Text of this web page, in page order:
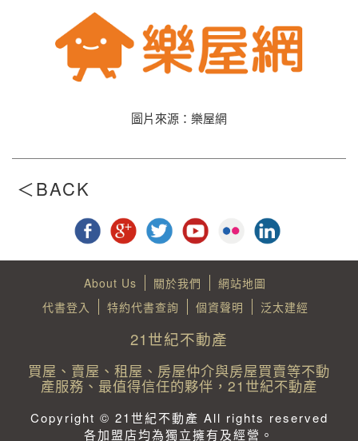
圖片來源：樂屋網
About Us 關於我們
網站地圖
代書登入
特約代書查詢 個資聲明 泛太建經
21世紀不動產
買屋、賣屋、租屋、房屋仲介與房屋買賣等不動
產服務、最值得信任的夥伴，21世紀不動產
Copyright © 21世紀不動產 All rights reserved
各加盟店均為獨立擁有及經營。